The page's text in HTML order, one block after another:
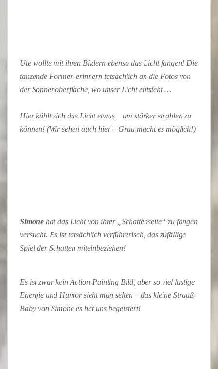
Ute wollte mit ihren Bildern ebenso das Licht fangen! Die
tanzende Formen erinnern tatsächlich an die Fotos von
der Sonnenoberfläche, wo unser Licht entsteht …
Hier kühlt sich das Licht etwas – um stärker strahlen zu
können! (Wir sehen auch hier – Grau macht es möglich!)
Simone hat das Licht von ihrer „Schattenseite“ zu fangen
versucht. Es ist tatsächlich verführerisch, das zufällige
Spiel der Schatten miteinbeziehen!
Es ist zwar kein Action-Painting Bild, aber so viel lustige
Energie und Humor sieht man selten – das kleine Strauß-
Baby von Simone es hat uns begeistert!